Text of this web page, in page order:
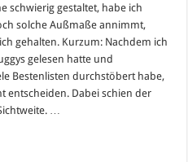
schwierig gestaltet, habe ich
solche Außmaße annimmt,
gehalten. Kurzum: Nachdem ich
gelesen hatte und
Bestenlisten durchstöbert habe,
entscheiden. Dabei schien der
…